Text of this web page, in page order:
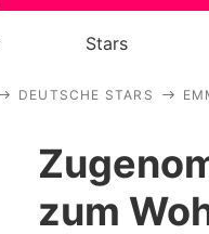
Stars
DEUTSCHE STARS
zum